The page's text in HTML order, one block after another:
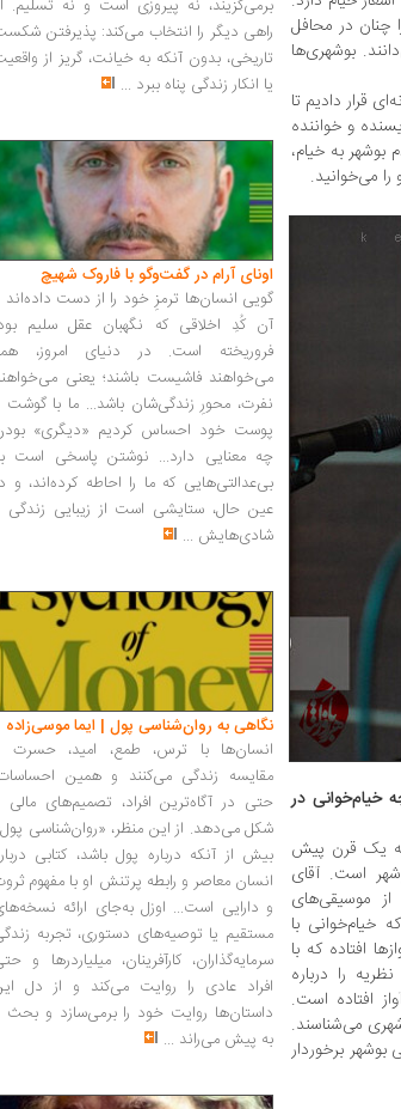
چنان در محافل
بوشهری‌ها
قرار دادیم تا
و خواننده
بوشهر به خیام،
می‌خوانید.
خیام‌خوانی در
به یک قرن پیش
است. آقای
موسیقی‌های
خیام‌خوانی با
افتاده که با
را درباره
افتاده است.
می‌شناسند.
بوشهر برخوردار
برمی‌گزیند، نه پیروزی است و نه تسلیم.
راهی دیگر را انتخاب می‌کند: پذیرفتن
تاریخی، بدون آنکه به خیانت، گریز از
یا انکار زندگی پناه ببرد ...
اونای آرام در گفت‌وگو با فاروک شهیچ‭
گویی انسان‌ها ترمزِ خود را از دست داده‌اند
آن کُدِ اخلاقی که نگهبان عقل سلیم
فروریخته است. در دنیای امروز،
می‌خواهند فاشیست باشند؛ یعنی
نفرت، محورِ زندگی‌شان باشد... ما با گوشت
پوست خود احساس کردیم «دیگری»
چه معنایی دارد... نوشتن پاسخی است
بی‌عدالتی‌هایی که ما را احاطه کرده‌اند، و
عین حال، ستایشی است از زیبایی زندگی
شادی‌هایش ...
نگاهی به روان‌شناسی پول | ایما موسی‌زاده
انسان‌ها با ترس، طمع، امید، حسرت
مقایسه زندگی می‌کنند و همین
حتی در آگاه‌ترین افراد، تصمیم‌های مالی
شکل می‌دهد. از این منظر، «روان‌شناسی
بیش از آنکه درباره پول باشد، کتابی
انسان معاصر و رابطه پرتنش او با مفهوم
و دارایی است... اوزل به‌جای ارائه
مستقیم یا توصیه‌های دستوری، تجربه
سرمایه‌گذاران، کارآفرینان، میلیاردرها و
افراد عادی را روایت می‌کند و از دل
داستان‌ها روایت خود را برمی‌سازد و بحث
به پیش می‌راند ...